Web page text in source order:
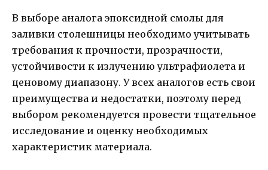
В выборе аналога эпоксидной смолы для
заливки столешницы необходимо учитывать
требования к прочности, прозрачности,
устойчивости к излучению ультрафиолета и
ценовому диапазону. У всех аналогов есть свои
преимущества и недостатки, поэтому перед
выбором рекомендуется провести тщательное
исследование и оценку необходимых
характеристик материала.